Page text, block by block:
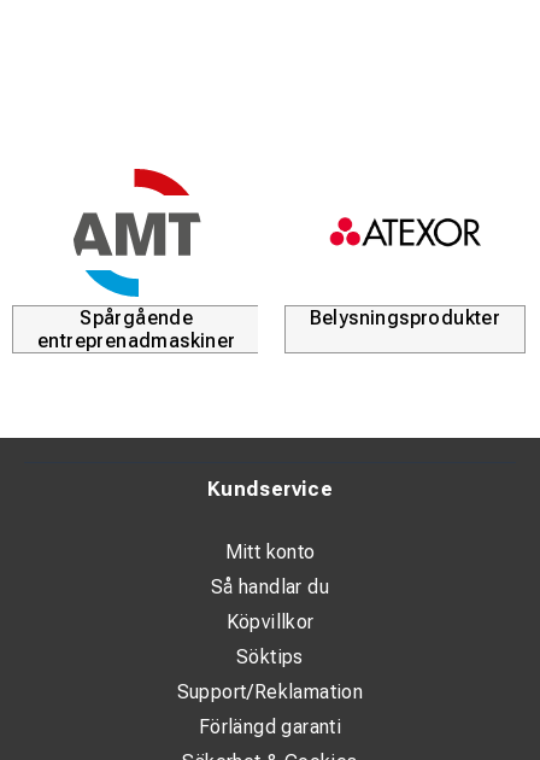
Systemet bekräftar med ljudsignaler att visir och
sidoskydd är i korrekt position, vilket säkerställer
maximalt skydd.
Det extraherbara batteripacket förlänger drifttiden och
kan enkelt laddas separat från hjälmen
elektrikerns skyddshjälm. Genom att varna med intensiva
Systemet är utformat för att vara balanserat och bekvämt
under långa arbetspass, utan behov av krångliga adaptrar
eller pannband som kan glida. De bakre röda
positionsljusen lyser konstant när lampan är aktiv, vilket
gör att kollegor enkelt kan se operatören även i mörka
Spårgående
entreprenadmaskiner
Belysningsprodukter
Kundservice
Mitt konto
Så handlar du
Köpvillkor
Söktips
Support/Reklamation
Förlängd garanti